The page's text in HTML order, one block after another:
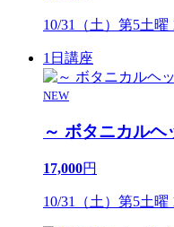
10/31（土）第5土曜
1日講座
NEW
～ ボタニカル
17,000円
10/31（土）第5土曜